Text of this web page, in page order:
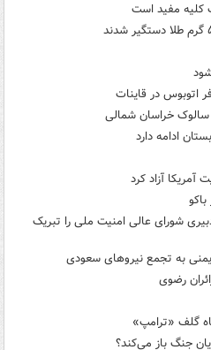
کلیه مفید است
سالوک خراسان شمالی
ادامه دارد
آمریکا آزاد کرد
شورای عالی امنیت ملی را تبریک
به تجمع نیروهای سعودی
رضوی
گلف «ترامپ»
جنگ باز می‌کند؟